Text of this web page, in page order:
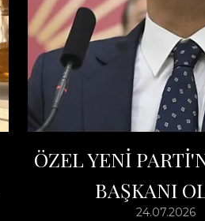
ÖZEL YENİ
BAŞKANI
24.07.2026